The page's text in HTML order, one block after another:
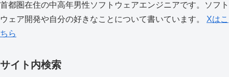
首都圏在住の中高年男性ソフトウェアエンジニアです。ソフト
ウェア開発や自分の好きなことについて書いています。 Xはこ
ちら
サイト内検索